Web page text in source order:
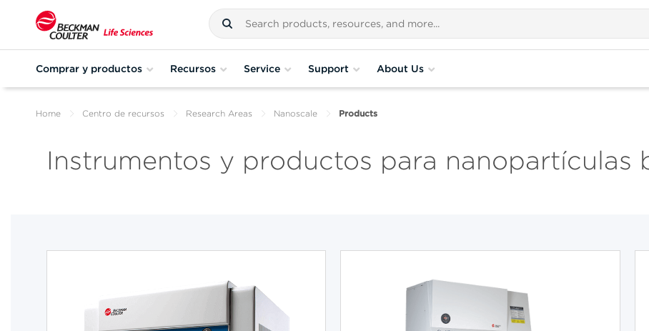
Comprar y productos Recursos Service Support About Us
Home Centro de recursos Research Areas Nanoscale Products
Instrumentos y productos para nanopartículas